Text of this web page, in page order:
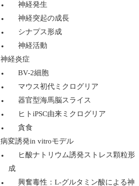
神経発生
神経突起の成長
シナプス形成
神経活動
神経炎症
BV-2細胞
マウス初代ミクログリア
器官型海馬脳スライス
ヒトiPSC由来ミクログリア
貪食
病変誘発in vitroモデル
ヒ酸ナトリウム誘発ストレス顆粒形
成
興奮毒性：L-グルタミン酸による神